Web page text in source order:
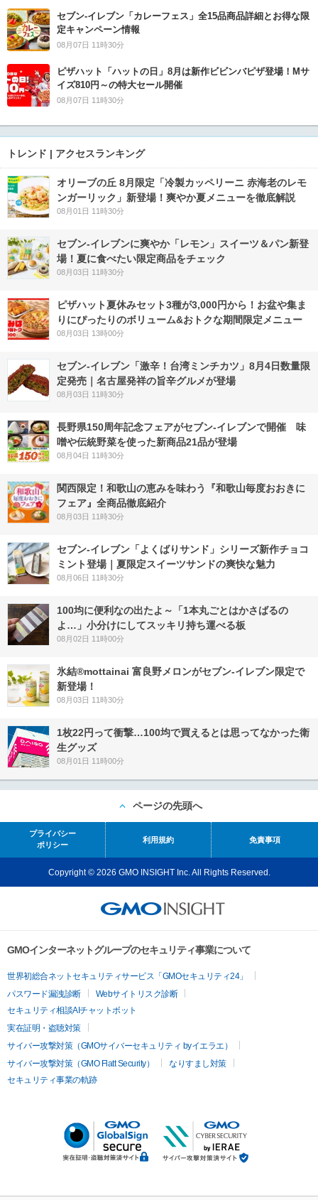
セブン‐イレブン「カレーフェス」全15品商品詳細とお得な限
定キャンペーン情報
08月07日 11時30分
ピザハット「ハットの日」8月は新作ビビンバピザ登場！Mサ
イズ810円～の特大セール開催
08月07日 11時30分
トレンド | アクセスランキング
オリーブの丘 8月限定「冷製カッペリーニ 赤海老のレモ
ンガーリック」新登場！爽やか夏メニューを徹底解説
08月01日 11時30分
セブン‐イレブンに爽やか「レモン」スイーツ＆パン新登
場！夏に食べたい限定商品をチェック
08月03日 11時30分
ピザハット夏休みセット3種が3,000円から！お盆や集ま
りにぴったりのボリューム&おトクな期間限定メニュー
08月03日 13時00分
セブン-イレブン「激辛！台湾ミンチカツ」8月4日数量限
定発売｜名古屋発祥の旨辛グルメが登場
08月03日 11時30分
長野県150周年記念フェアがセブン-イレブンで開催 味
噌や伝統野菜を使った新商品21品が登場
08月04日 11時30分
関西限定！和歌山の恵みを味わう『和歌山毎度おおきに
フェア』全商品徹底紹介
08月03日 11時30分
セブン‐イレブン「よくばりサンド」シリーズ新作チョコ
ミント登場｜夏限定スイーツサンドの爽快な魅力
08月06日 11時30分
100均に便利なの出たよ～「1本丸ごとはかさばるの
よ…」小分けにしてスッキリ持ち運べる板
08月02日 11時00分
氷結®mottainai 富良野メロンがセブン‐イレブン限定で
新登場！
08月03日 11時30分
1枚22円って衝撃…100均で買えるとは思ってなかった衛
生グッズ
08月01日 11時00分
ページの先頭へ
プライバシー
ポリシー
利用規約 免責事項
Copyright © 2026 GMO INSIGHT Inc. All Rights Reserved.
GMOインターネットグループのセキュリティ事業について
世界初総合ネットセキュリティサービス「GMOセキュリティ24」
パスワード漏洩診断
Webサイトリスク診断
セキュリティ相談AIチャットボット
実在証明・盗聴対策
サイバー攻撃対策（GMOサイバーセキュリティ byイエラエ）
サイバー攻撃対策（GMO Flatt Security）
なりすまし対策
セキュリティ事業の軌跡